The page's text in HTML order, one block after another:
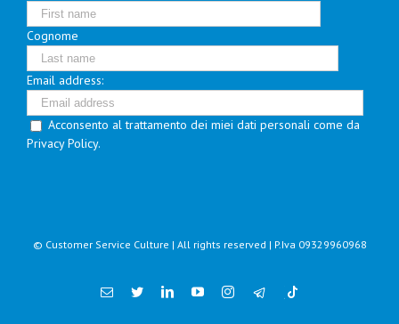
Cognome
Email address:
Acconsento al trattamento dei miei dati personali come da
Privacy Policy.
© Customer Service Culture | All rights reserved | P.Iva 09329960968
EmailTwitterLinkedinYouTubeInstagram